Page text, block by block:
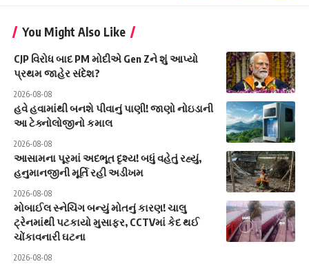
You Might Also Like
CJP વિરોધ બાદ PM મોદીએ Gen Zને શું આપ્યો
પ્રથમ જાહેર સંદેશ?
2026-08-08
હવે હવામાંથી બનશે પીવાનું પાણી! જાણો નોઇડાની
આ ટેક્નોલોજીનો કમાલ
2026-08-08
આસામના પૂરમાં અદભૂત દૃશ્ય! બધું વહેતું રહ્યું,
હનુમાનજીની મૂર્તિ રહી અડીખમ
2026-08-08
મોબાઈલ સ્નેચિંગ બન્યું મોતનું કારણ! ચાલુ
ટ્રેનમાંથી પટકાયો મુસાફર, CCTVમાં કેદ થઈ
ચોંકાવનારી ઘટના
2026-08-08